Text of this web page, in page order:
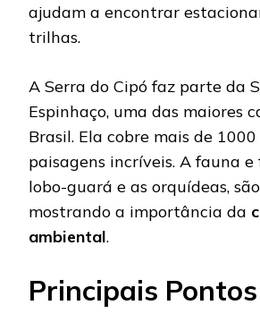
ajudam a encontrar
trilhas.
A Serra do Cipó faz parte da
Espinhaço, uma das maiores
Brasil. Ela cobre mais de
paisagens incríveis. A fauna e
lobo-guará e as orquídeas,
mostrando a importância da
ambiental.
Principais Pontos